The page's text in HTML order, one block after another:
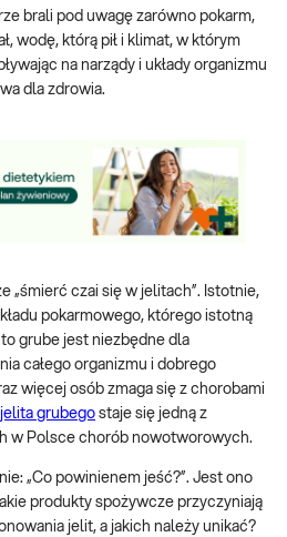
brali pod uwagę zarówno pokarm,
wodę, którą pił i klimat, w którym
na narządy i układy organizmu
dla zdrowia.
„śmierć czai się w jelitach”. Istotnie,
pokarmowego, którego istotną
grube jest niezbędne dla
całego organizmu i dobrego
więcej osób zmaga się z chorobami
grubego staje się jedną z
w Polsce chorób nowotworowych.
„Co powinienem jeść?”. Jest ono
produkty spożywcze przyczyniają
jelit, a jakich należy unikać?